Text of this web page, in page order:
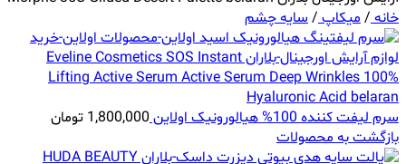
خانه/میکاپ/سایه چشم
سرم لیفت کننده 100% هیالورونیک اولاین 1,800,000 تومان
بازگشت به محصولات